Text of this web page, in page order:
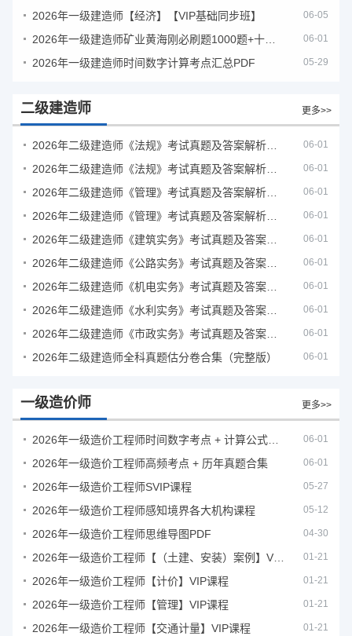
2026年一级建造师【经济】【VIP基础同步班】 06-05
06-01
2026年一级建造师时间数字计算考点汇总PDF 05-29
二级建造师 更多>>
06-01
06-01
06-01
06-01
06-01
06-01
06-01
06-01
06-01
2026年二级建造师全科真题估分卷合集（完整版） 06-01
一级造价师 更多>>
06-01
2026年一级造价工程师高频考点 + 历年真题合集 06-01
2026年一级造价工程师SVIP课程 05-27
2026年一级造价工程师感知境界各大机构课程 05-12
2026年一级造价工程师思维导图PDF 04-30
01-21
2026年一级造价工程师【计价】VIP课程 01-21
2026年一级造价工程师【管理】VIP课程 01-21
2026年一级造价工程师【交通计量】VIP课程 01-21